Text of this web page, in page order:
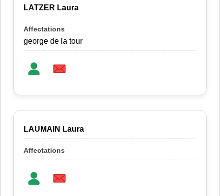
LATZER Laura
george de la tour
LAUMAIN Laura